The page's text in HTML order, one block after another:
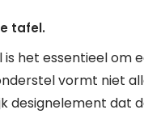
tafel.
het essentieel
vormt niet
designelement dat